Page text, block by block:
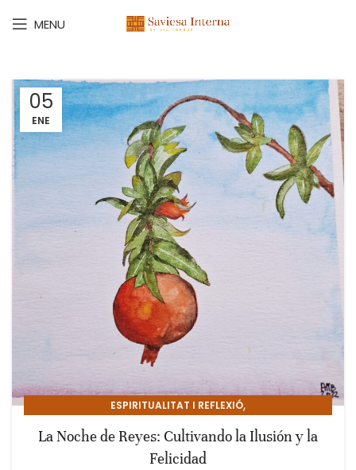
MENU
05
ENE
ESPIRITUALITAT I REFLEXIÓ,
La Noche de Reyes: Cultivando la Ilusión y la
Felicidad